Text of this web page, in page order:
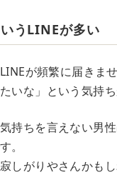
うLINEが多い
が頻繁に届きま
いな」という気持ち
持ちを言えない男
。
しがりやさんかもし